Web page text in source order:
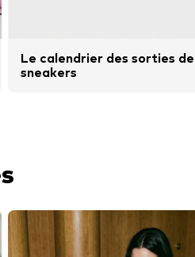
Le calendrier des sorties de
sneakers